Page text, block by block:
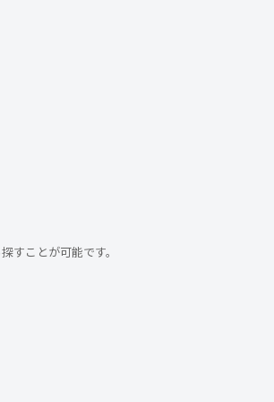
すことが可能です。